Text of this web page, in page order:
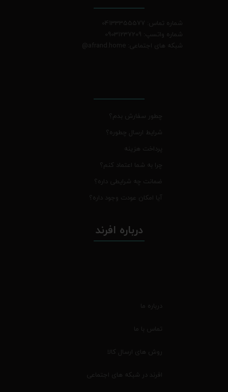
شماره تماس: 04133355577
شماره واتسپ: 09031237209
شبکه های اجتماعی: afrand.home
@
چطور سفارش بدم؟
شرایط ارسال چطوره؟
پرداخت هزینه
چرا به شما اعتماد کنم؟
ضمانت چه شرایطی داره؟
آیا امکان عودت وجود داره؟
درباره افرند
درباره ما
تماس با ما
روش های ارسال کالا
افرند در شبکه های اجتماعی